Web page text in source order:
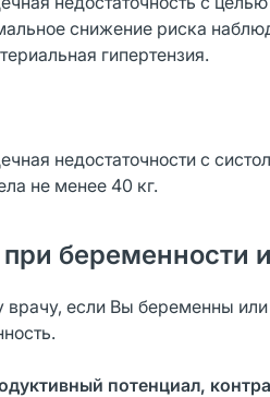
снижение риска
гипертензия.
недостаточности с
не менее 40 кг.
беременности
если Вы беременны
потенциал,